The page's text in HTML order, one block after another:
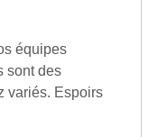
équipes
sont des
variés. Espoirs